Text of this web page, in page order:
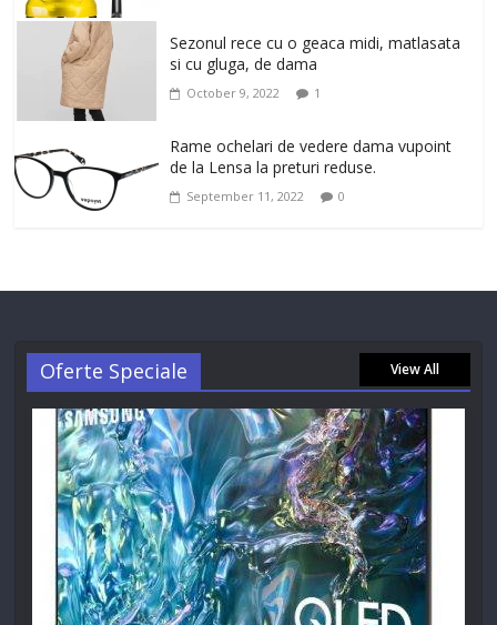
Sezonul rece cu o geaca midi, matlasata
si cu gluga, de dama
October 9, 2022 1
Rame ochelari de vedere dama vupoint
de la Lensa la preturi reduse.
September 11, 2022 0
Oferte Speciale View All